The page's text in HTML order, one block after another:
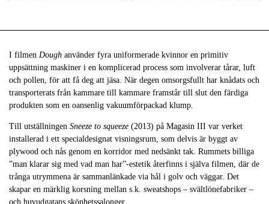
I filmen Dough använder fyra uniformerade kvinnor en primitiv
uppsättning maskiner i en komplicerad process som involverar tårar, luft
och pollen, för att få deg att jäsa. När degen omsorgsfullt har knådats och
transporterats från kammare till kammare framstår till slut den färdiga
produkten som en oansenlig vakuumförpackad klump.
Till utställningen Sneeze to squeeze (2013) på Magasin III var verket
installerad i ett specialdesignat visningsrum, som delvis är byggt av
plywood och nås genom en korridor med nedsänkt tak. Rummets billiga
”man klarar sig med vad man har”-estetik återfinns i själva filmen, där de
trånga utrymmena är sammanlänkade via hål i golv och väggar. Det
skapar en märklig korsning mellan s.k. sweatshops – svältlönefabriker –
och huvudgatans skönhetssalonger.